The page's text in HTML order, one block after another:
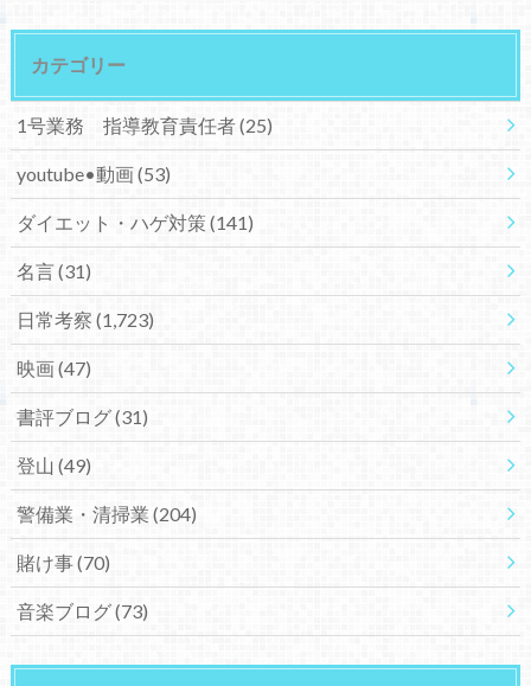
カテゴリー
1号業務 指導教育責任者(25)
youtube•動画(53)
ダイエット・ハゲ対策(141)
名言(31)
日常考察 (1,723)
映画(47)
書評ブログ(31)
登山 (49)
警備業・清掃業 (204)
賭け事(70)
音楽ブログ(73)